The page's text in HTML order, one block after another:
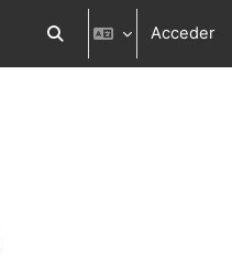
Selector de búsqueda
Acceder